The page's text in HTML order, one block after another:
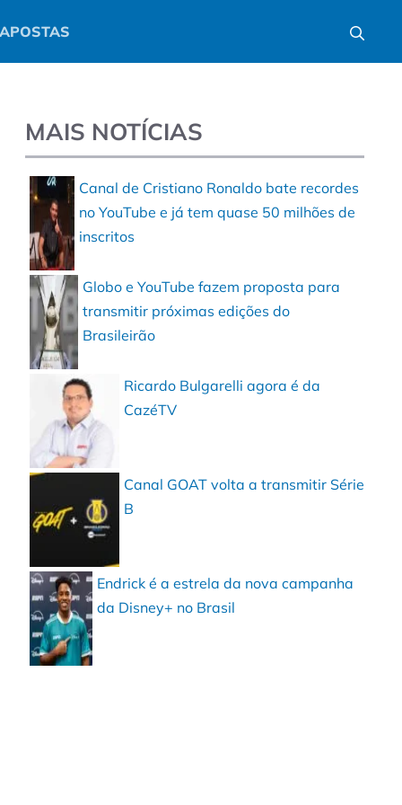
APOSTAS
MAIS NOTÍCIAS
Canal de Cristiano Ronaldo bate recordes
no YouTube e já tem quase 50 milhões de
inscritos
Globo e YouTube fazem proposta para
transmitir próximas edições do
Brasileirão
Ricardo Bulgarelli agora é da
CazéTV
Canal GOAT volta a transmitir Série
B
Endrick é a estrela da nova campanha
da Disney+ no Brasil